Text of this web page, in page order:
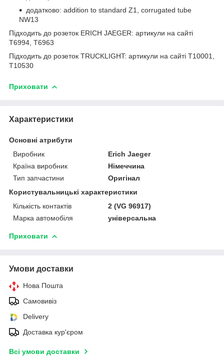
додатково: addition to standard Z1, corrugated tube
NW13
Підходить до розеток ERICH JAEGER: артикули на сайті
T6994, T6963
Підходить до розеток TRUCKLIGHT: артикули на сайті T10001,
T10530
Приховати
Характеристики
Основні атрибути
Виробник
Erich Jaeger
Країна виробник
Німеччина
Тип запчастини
Оригінал
Користувальницькі характеристики
Кількість контактів
2 (VG 96917)
Марка автомобіля
універсальна
Приховати
Умови доставки
Нова Пошта
Самовивіз
Delivery
Доставка кур'єром
Всі умови доставки